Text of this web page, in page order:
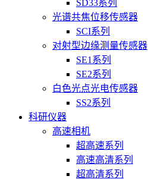
SD33系列
光谱共焦位移传感器
SCI系列
对射型边缘测量传感器
SE1系列
SE2系列
白色光点光电传感器
SS2系列
科研仪器
高速相机
超高速系列
高速高清系列
超高清系列